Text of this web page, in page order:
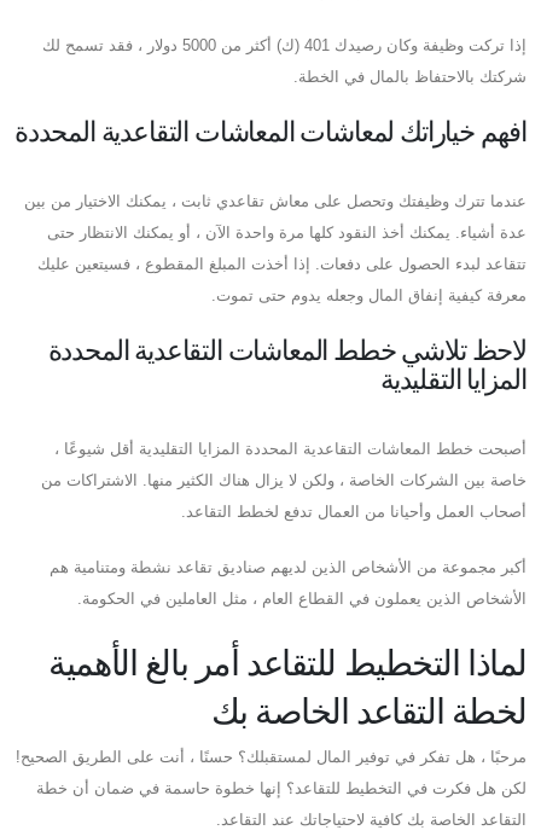
إذا تركت وظيفة وكان رصيدك 401 (ك) أكثر من 5000 دولار ، فقد تسمح لك
شركتك بالاحتفاظ بالمال في الخطة.
افهم خياراتك لمعاشات المعاشات التقاعدية المحددة
عندما تترك وظيفتك وتحصل على معاش تقاعدي ثابت ، يمكنك الاختيار من بين
عدة أشياء. يمكنك أخذ النقود كلها مرة واحدة الآن ، أو يمكنك الانتظار حتى
تتقاعد لبدء الحصول على دفعات. إذا أخذت المبلغ المقطوع ، فسيتعين عليك
معرفة كيفية إنفاق المال وجعله يدوم حتى تموت.
لاحظ تلاشي خطط المعاشات التقاعدية المحددة
المزايا التقليدية
أصبحت خطط المعاشات التقاعدية المحددة المزايا التقليدية أقل شيوعًا ،
خاصة بين الشركات الخاصة ، ولكن لا يزال هناك الكثير منها. الاشتراكات من
أصحاب العمل وأحيانا من العمال تدفع لخطط التقاعد.
أكبر مجموعة من الأشخاص الذين لديهم صناديق تقاعد نشطة ومتنامية هم
الأشخاص الذين يعملون في القطاع العام ، مثل العاملين في الحكومة.
لماذا التخطيط للتقاعد أمر بالغ الأهمية
لخطة التقاعد الخاصة بك
مرحبًا ، هل تفكر في توفير المال لمستقبلك؟ حسنًا ، أنت على الطريق الصحيح!
لكن هل فكرت في التخطيط للتقاعد؟ إنها خطوة حاسمة في ضمان أن خطة
التقاعد الخاصة بك كافية لاحتياجاتك عند التقاعد.